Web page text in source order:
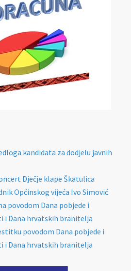
kandidata za dodjelu javnih
Dječje klape Škatulica
Općinskog vijeća Ivo Simović
povodom Dana pobjede i
i Dana hrvatskih branitelja
povodom Dana pobjede i
i Dana hrvatskih branitelja